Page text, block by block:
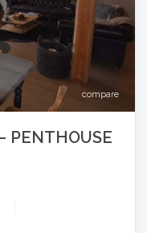
compare
PENTHOUSE